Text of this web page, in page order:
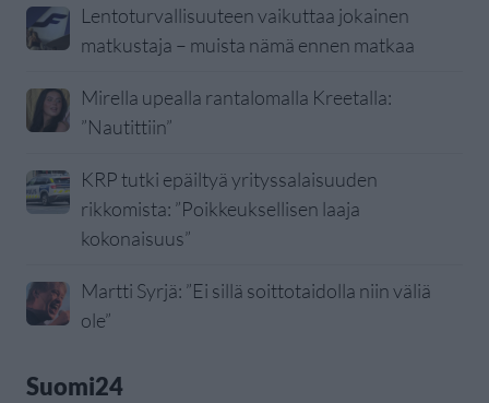
Lentoturvallisuuteen vaikuttaa jokainen
matkustaja – muista nämä ennen matkaa
Mirella upealla rantalomalla Kreetalla:
”Nautittiin”
KRP tutki epäiltyä yrityssalaisuuden
rikkomista: ”Poikkeuksellisen laaja
kokonaisuus”
Martti Syrjä: ”Ei sillä soittotaidolla niin väliä
ole”
Suomi24